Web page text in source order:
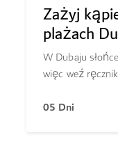
Zażyj
plażach
W Dubaju
więc weź
05 Dni